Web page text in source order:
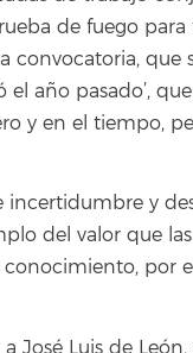
de fuego para
convocatoria, que
el año pasado’,
y en el tiempo,
incertidumbre y
del valor que
conocimiento, por
José Luis de